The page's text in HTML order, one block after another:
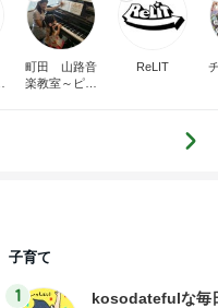
町田 山路音
楽教室～ピア
ReLIT
子育て
1
kosodatefulな毎